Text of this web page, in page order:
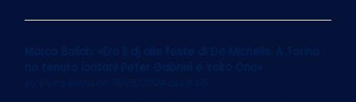
Marco Balich: «Ero il dj alle feste di De Michelis. A Torino
ho tenuto lontani Peter Gabriel e Yoko Ono»
on 13/05/2024 at 06:05